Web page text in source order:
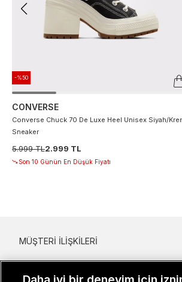
-%50
CONVERSE
Converse Chuck 70 De Luxe Heel Unisex Siyah/
Sneaker
5.999 TL2.999 TL
Son 10 Günün En Düşük Fiyatı
MÜŞTERI İLIŞKILERI